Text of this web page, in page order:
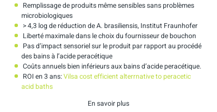
Remplissage de produits même sensibles sans problèmes
microbiologiques
> 4,3 log de réduction de A. brasiliensis, Institut Fraunhofer
Liberté maximale dans le choix du fournisseur de bouchon
Pas d’impact sensoriel sur le produit par rapport au procédé
des bains à l’acide peracétique
Coûts annuels bien inférieurs aux bains d’acide peracétique.
ROI en 3 ans:Vilsa cost efficient alterrnative to peracetic
acid baths
En savoir plus